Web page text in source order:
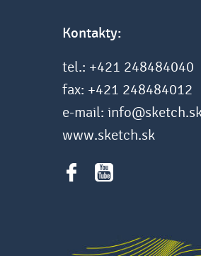
Kontakty:
tel.: +421 248484040
fax: +421 248484012
e-mail:
www.sketch.sk